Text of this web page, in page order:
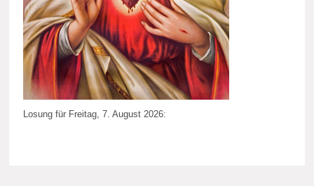
Losung für Freitag, 7. August 2026: